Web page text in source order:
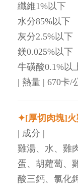
纖維1%以下
水分85%以下
灰分2.5%以下
鎂0.025%以下
牛磺酸0.1%以
| 熱量 | 670卡/
✦[厚切肉塊]
| 成分 |
雞湯、水、雞
蛋、胡蘿蔔、
酸三鈣、氯化